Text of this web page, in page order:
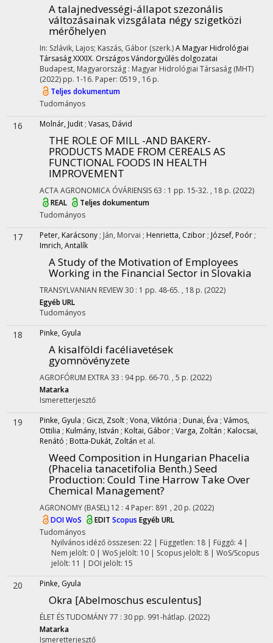
A talajnedvességi-állapot szezonális
változásainak vizsgálata négy szigetközi
mérőhelyen
In: Szlávik, Lajos; Kaszás, Gábor (szerk.)A Magyar Hidrológiai
Társaság XXXIX. Országos Vándorgyűlés dolgozatai
Budapest, Magyarország : Magyar Hidrológiai Társaság (MHT)
(2022) pp. 1-16. Paper: 0519 , 16 p.
Teljes dokumentum
Tudományos
16 Molnár, Judit ; Vasas, Dávid
THE ROLE OF MILL -AND BAKERY-
PRODUCTS MADE FROM CEREALS AS
FUNCTIONAL FOODS IN HEALTH
IMPROVEMENT
ACTA AGRONOMICA ÓVÁRIENSIS 63 : 1 pp. 15-32. , 18 p. (2022)
REAL
Teljes dokumentum
Tudományos
17 Peter, Karácsony ; Ján, Morvai ; Henrietta, Czibor ; József, Poór ;
Imrich, Antalík
A Study of the Motivation of Employees
Working in the Financial Sector in Slovakia
TRANSYLVANIAN REVIEW30 : 1 pp. 48-65. , 18 p. (2022)
Egyéb URL
Tudományos
18 Pinke, Gyula
A kisalföldi facéliavetések
gyomnövényzete
AGROFÓRUM EXTRA33 : 94 pp. 66-70. , 5 p. (2022)
Matarka
Ismeretterjesztő
19 Pinke, Gyula ; Giczi, Zsolt ; Vona, Viktória ; Dunai, Éva ; Vámos,
Ottilia ; Kulmány, István ; Koltai, Gábor ; Varga, Zoltán ; Kalocsai,
Renátó ; Botta-Dukát, Zoltán et al.
Weed Composition in Hungarian Phacelia
(Phacelia tanacetifolia Benth.) Seed
Production: Could Tine Harrow Take Over
Chemical Management?
AGRONOMY (BASEL) 12 : 4 Paper: 891 , 20 p. (2022)
DOIWoS EDIT Scopus Egyéb URL
Tudományos
Nyilvános idéző összesen: 22| Független: 18 | Függő: 4 |
Nem jelölt: 0 | WoS jelölt: 10 | Scopus jelölt: 8 | WoS/Scopus
jelölt: 11 | DOI jelölt: 15
20 Pinke, Gyula
Okra [Abelmoschus esculentus]
ÉLET ÉS TUDOMÁNY77 : 30 pp. 991-hátlap. (2022)
Matarka
Ismeretterjesztő